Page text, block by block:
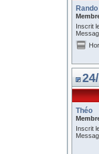
Rando
Inscrit
Théo
Inscrit